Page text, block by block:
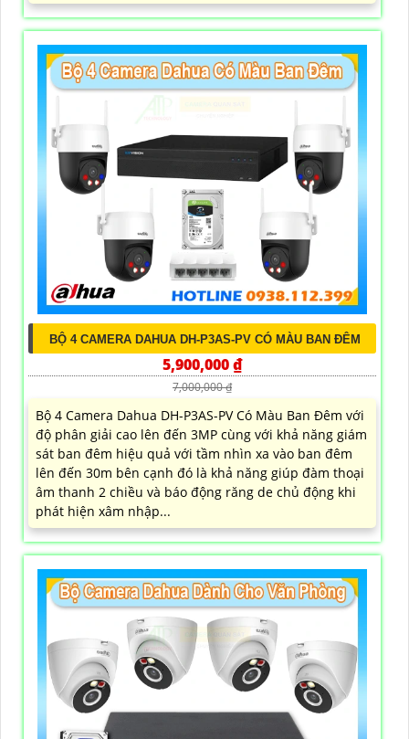
BỘ 4 CAMERA DAHUA DH-P3AS-PV CÓ MÀU BAN ĐÊM
5,900,000 ₫
7,000,000 ₫
Bộ 4 Camera Dahua DH-P3AS-PV Có Màu Ban Đêm với
độ phân giải cao lên đến 3MP cùng với khả năng giám
sát ban đêm hiệu quả với tầm nhìn xa vào ban đêm
lên đến 30m bên cạnh đó là khả năng giúp đàm thoại
âm thanh 2 chiều và báo động răng de chủ động khi
phát hiện xâm nhập...